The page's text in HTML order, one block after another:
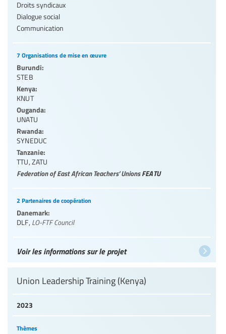
Droits syndicaux
Dialogue social
Communication
7 Organisations de mise en œuvre
Burundi:
STEB
Kenya:
KNUT
Ouganda:
UNATU
Rwanda:
SYNEDUC
Tanzanie:
TTU, ZATU
Federation of East African Teachers’ UnionsFEATU
2 Partenaires de coopération
Danemark:
DLF, LO-FTF Council
Voir les informations sur le projet
2023
Union Leadership Training (Kenya)
Thèmes